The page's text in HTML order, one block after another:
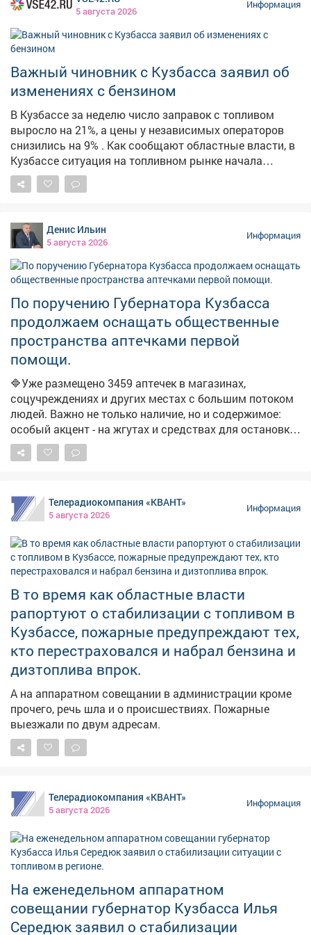
регулярно, чтобы в экстренной ситуации (тьфу-тьфу-
Безопасность - превыше всего! 💪 #Лагерь
#Безопасность #Эвакуация #ТренировкаМЧС
5 августа 2026
Информация
Важный чиновник с Кузбасса заявил об
изменениях с бензином
В Кузбассе за неделю число заправок с топливом
выросло на 21%, а цены у независимых операторов
снизились на 9% . Как сообщают областные власти, в
Кузбассе ситуация на топливном рынке начала
стабилизироваться. По их данным, за неделю
количество АЗС, на которых есть топливо, выросло на
операторов снизились на 9%. На штабе обсудили
текущую обстановку и отметили, что ажиотажный
спрос удалось снять, очереди на заправках
сократились. Для дальнейшей стабилизации
налаживается координация между независимыми
сетями, производителями и логистическими
операторами. Власти фиксируют жалобы из
отдельных поселений на отсутствие топлива. Главам
поручено отслеживать каждый сигнал и оперативно
отрабатывать проблемные точки. В ближайшие дни
повысит долю работающих АЗС. Запас топлива для
уборочной кампании уже сформирован, утверждён
чёткий график поставок.
Денис Ильин
5 августа 2026
Информация
По поручению Губернатора Кузбасса
продолжаем оснащать общественные
пространства аптечками первой
помощи.
🔷Уже размещено 3459 аптечек в магазинах,
соцучреждениях и других местах с большим потоком
людей. Важно не только наличие, но и содержимое:
особый акцент - на жгутах и средствах для остановки
кровотечений. ➡️Параллельно продолжаем
мониторинг укрытий. На фото - укрытия в
Телерадиокомпания «КВАНТ»
5 августа 2026
Информация
В то время как областные власти
рапортуют о стабилизации с топливом в
Кузбассе, пожарные предупреждают тех,
кто перестраховался и набрал бензина и
дизтоплива впрок.
А на аппаратном совещании в администрации кроме
прочего, речь шла и о происшествиях. Пожарные
выезжали по двум адресам.
Телерадиокомпания «КВАНТ»
5 августа 2026
Информация
На еженедельном аппаратном
совещании губернатор Кузбасса Илья
Середюк заявил о стабилизации